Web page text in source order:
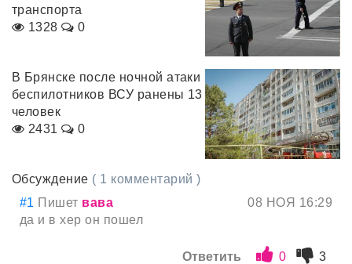
транспорта
1328
0
В Брянске после ночной атаки
беспилотников ВСУ ранены 13
человек
2431
0
Обсуждение ( 1 комментарий )
#1 Пишет вава
08 НОЯ 16:29
да и в хер он пошел
Ответить 0
3